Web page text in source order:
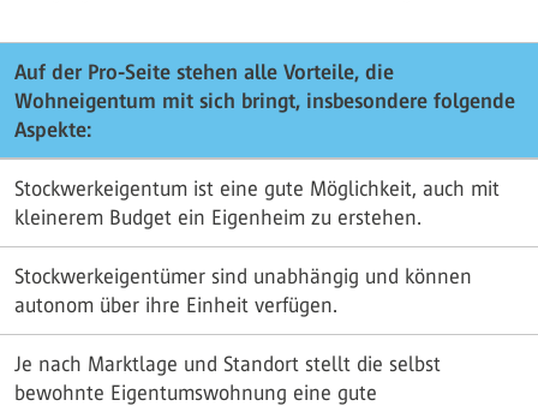
Auf der Pro-Seite stehen alle Vorteile, die
Wohneigentum mit sich bringt, insbesondere folgende
Aspekte:
Stockwerkeigentum ist eine gute Möglichkeit, auch mit
kleinerem Budget ein Eigenheim zu erstehen.
Stockwerkeigentümer sind unabhängig und können
autonom über ihre Einheit verfügen.
Je nach Marktlage und Standort stellt die selbst
bewohnte Eigentumswohnung eine gute